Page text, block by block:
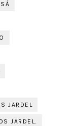
JARDEL
JARDEL.